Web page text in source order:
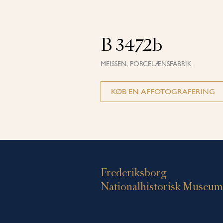
B 3472b
MEISSEN, PORCELÆNSFABRIK
KØB EN AFFOTOGRAFERING
Frederiksborg
Nationalhistorisk Museum